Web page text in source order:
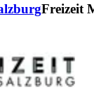
Freizeit